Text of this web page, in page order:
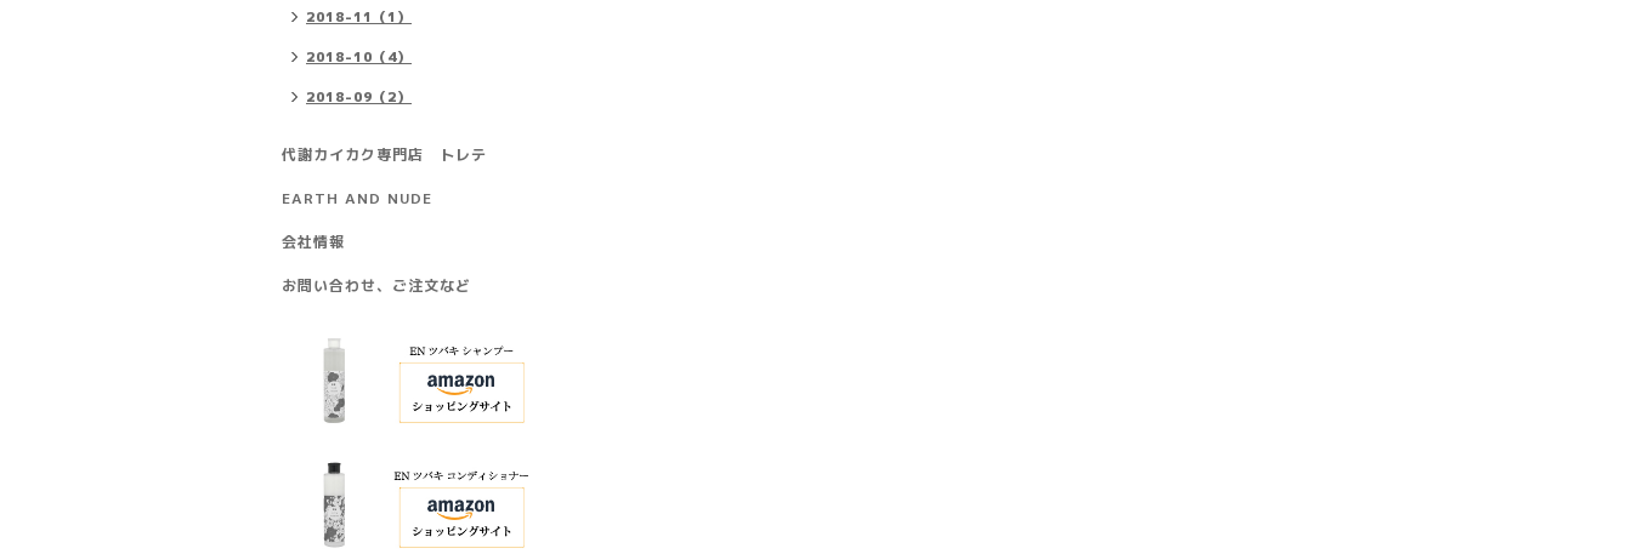
2018-11（1）
2018-10（4）
2018-09（2）
代謝カイカク専門店 トレテ
EARTH AND NUDE
会社情報
お問い合わせ、ご注文など